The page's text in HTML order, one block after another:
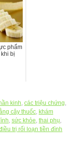
phẩm
bị
kinh, các triệu chứng,
cây thuốc, khám
, sức khỏe, thai phụ,
trị rối loạn tiền đình